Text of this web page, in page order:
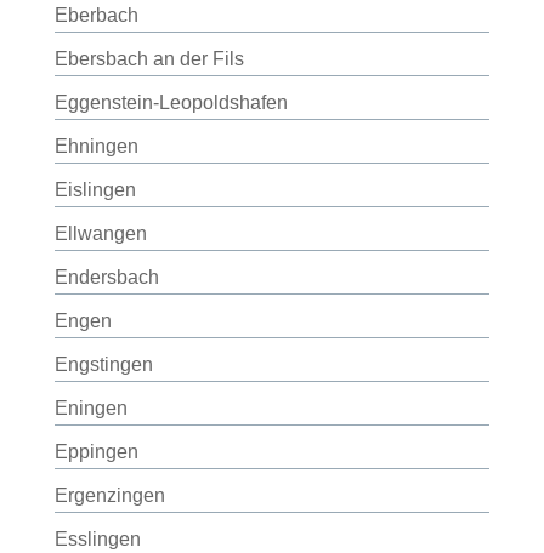
Eberbach
Ebersbach an der Fils
Eggenstein-Leopoldshafen
Ehningen
Eislingen
Ellwangen
Endersbach
Engen
Engstingen
Eningen
Eppingen
Ergenzingen
Esslingen